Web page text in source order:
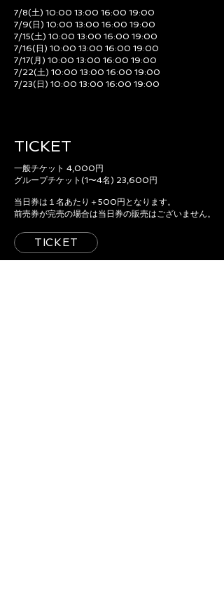
7/8(土) 10:00 13:00 16:00 19:00
7/9(日) 10:00 13:00 16:00 19:00
7/15(土) 10:00 13:00 16:00 19:00
7/16(日) 10:00 13:00 16:00 19:00
7/17(月) 10:00 13:00 16:00 19:00
7/22(土) 10:00 13:00 16:00 19:00
7/23(日) 10:00 13:00 16:00 19:00
TICKET
一般チケット 4,000円
グループチケット(1〜4名) 23,600円
当日券は１名あたり＋500円となります。
前売券が完売の場合は当日券の販売はございません。
TICKET